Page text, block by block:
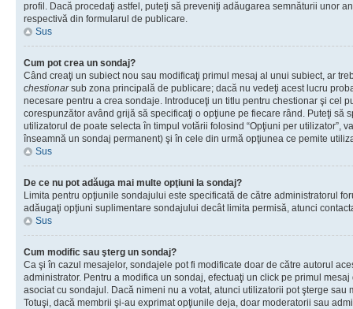
profil. Dacă procedaţi astfel, puteţi să preveniţi adăugarea semnăturii unor
respectivă din formularul de publicare.
Sus
Cum pot crea un sondaj?
Când creaţi un subiect nou sau modificaţi primul mesaj al unui subiect, ar
chestionarsub zona principală de publicare; dacă nu vedeţi acest lucru
necesare pentru a crea sondaje. Introduceţi un titlu pentru chestionar şi cel
corespunzător având grijă să specificaţi o opţiune pe fiecare rând. Puteţi să
utilizatorul de poate selecta în timpul votării folosind “Opţiuni per utilizator”,
înseamnă un sondaj permanent) şi în cele din urmă opţiunea ce pemite
Sus
De ce nu pot adăuga mai multe opţiuni la sondaj?
Limita pentru opţiunile sondajului este specificată de către administratorul
adăugaţi opţiuni suplimentare sondajului decât limita permisă, atunci
Sus
Cum modific sau şterg un sondaj?
Ca şi în cazul mesajelor, sondajele pot fi modificate doar de către autorul
administrator. Pentru a modifica un sondaj, efectuaţi un click pe primul
asociat cu sondajul. Dacă nimeni nu a votat, atunci utilizatorii pot şterge
Totuşi, dacă membrii şi-au exprimat opţiunile deja, doar moderatorii sau